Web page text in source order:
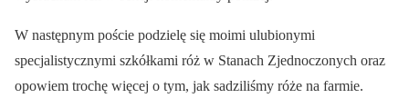
W następnym poście podzielę się moimi ulubionymi
specjalistycznymi szkółkami róż w Stanach Zjednoczonych oraz
opowiem trochę więcej o tym, jak sadziliśmy róże na farmie.